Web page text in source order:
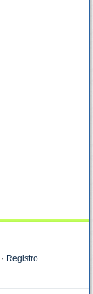
· Registro